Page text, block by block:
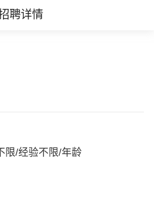
聘详情
限/经验不限/年龄